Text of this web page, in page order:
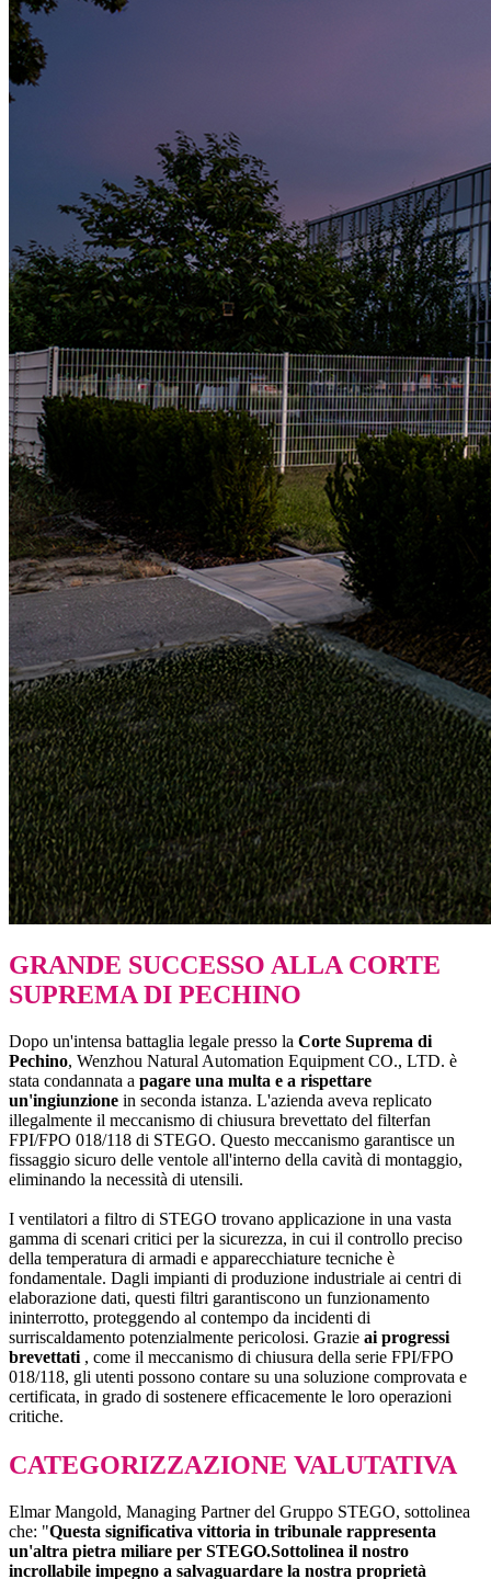
GRANDE SUCCESSO ALLA CORTE
SUPREMA DI PECHINO
Dopo un'intensa battaglia legale presso la Corte Suprema di
Pechino, Wenzhou Natural Automation Equipment CO., LTD. è
stata condannata a pagare una multa e a rispettare
un'ingiunzione in seconda istanza. L'azienda aveva replicato
illegalmente il meccanismo di chiusura brevettato del filterfan
FPI/FPO 018/118 di STEGO. Questo meccanismo garantisce un
fissaggio sicuro delle ventole all'interno della cavità di montaggio,
eliminando la necessità di utensili.
I ventilatori a filtro di STEGO trovano applicazione in una vasta
gamma di scenari critici per la sicurezza, in cui il controllo preciso
della temperatura di armadi e apparecchiature tecniche è
fondamentale. Dagli impianti di produzione industriale ai centri di
elaborazione dati, questi filtri garantiscono un funzionamento
ininterrotto, proteggendo al contempo da incidenti di
surriscaldamento potenzialmente pericolosi. Grazie ai progressi
brevettati , come il meccanismo di chiusura della serie FPI/FPO
018/118, gli utenti possono contare su una soluzione comprovata e
certificata, in grado di sostenere efficacemente le loro operazioni
critiche.
CATEGORIZZAZIONE VALUTATIVA
Elmar Mangold, Managing Partner del Gruppo STEGO, sottolinea
che: "Questa significativa vittoria in tribunale rappresenta
un'altra pietra miliare per STEGO.Sottolinea il nostro
incrollabile impegno a salvaguardare la nostra proprietà